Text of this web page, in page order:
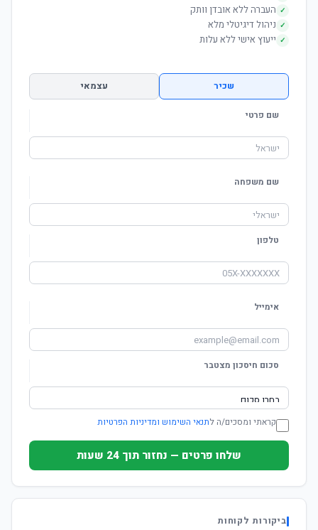
✓ העברה ללא אובדן וותק
✓ ניהול דיגיטלי מלא
✓ ייעוץ אישי ללא עלות
שכיר עצמאי
שם פרטי
שם משפחה
טלפון
אימייל
סכום חיסכון מצטבר
קראתי ומסכים/ה לתנאי השימוש ומדיניות הפרטיות
שלחו פרטים — נחזור תוך 24 שעות
ביקורות לקוחות